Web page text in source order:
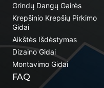
Grindų Dangų Gairės
Krepšinio Krepšių Pirkimo
Gidai
Aikštės Išdėstymas
Dizaino Gidai
Montavimo Gidai
FAQ